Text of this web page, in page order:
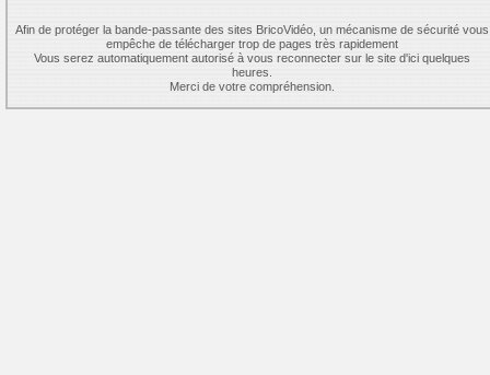
Afin de protéger la bande-passante des sites BricoVidéo, un mécanisme de sécurité vous
empêche de télécharger trop de pages très rapidement
Vous serez automatiquement autorisé à vous reconnecter sur le site d'ici quelques
heures.
Merci de votre compréhension.